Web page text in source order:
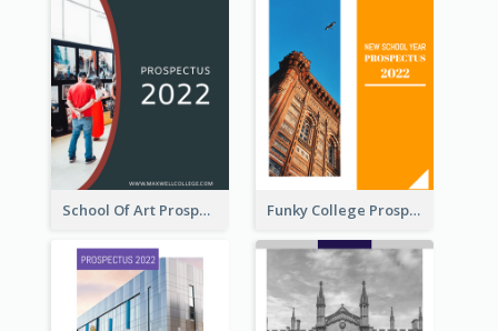
School Of Art Prospectus Funky College Prospectus